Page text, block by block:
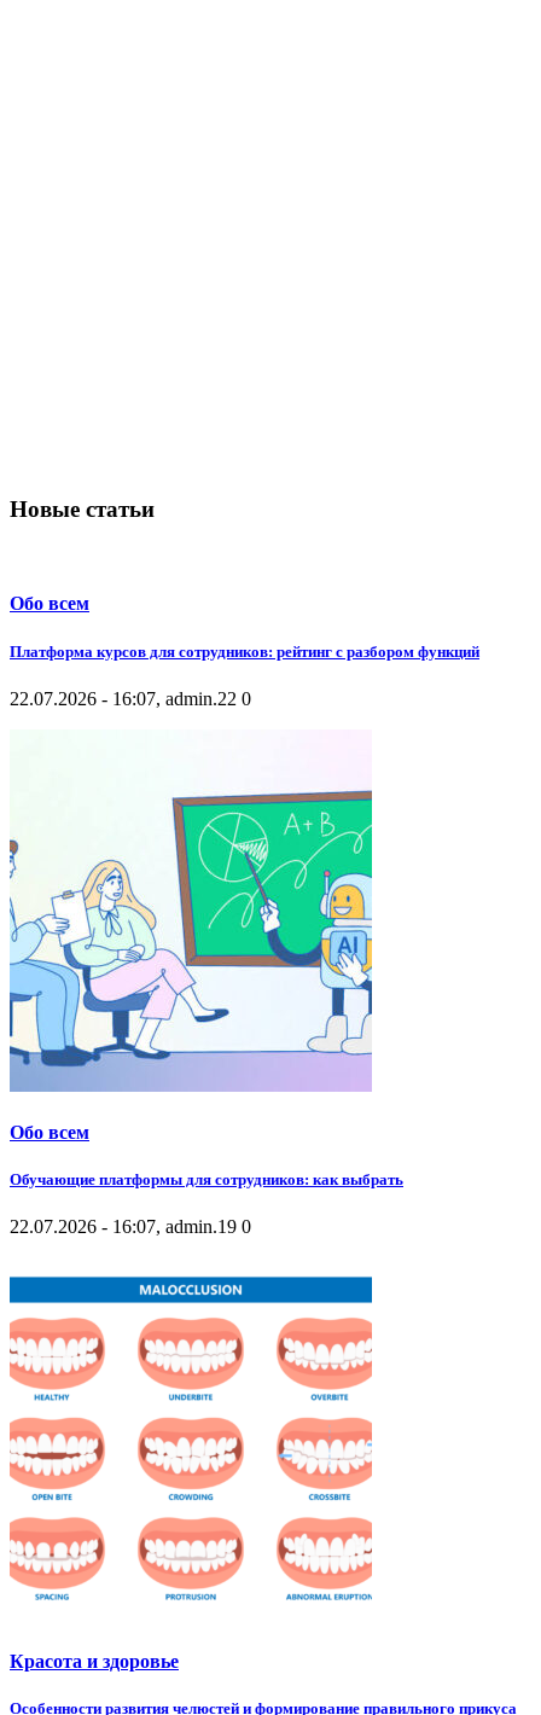
Новые статьи
Обо всем
Платформа курсов для сотрудников: рейтинг с разбором функций
22.07.2026 - 16:07, admin.22 0
Обо всем
Обучающие платформы для сотрудников: как выбрать
22.07.2026 - 16:07, admin.19 0
Красота и здоровье
Особенности развития челюстей и формирование правильного прикуса